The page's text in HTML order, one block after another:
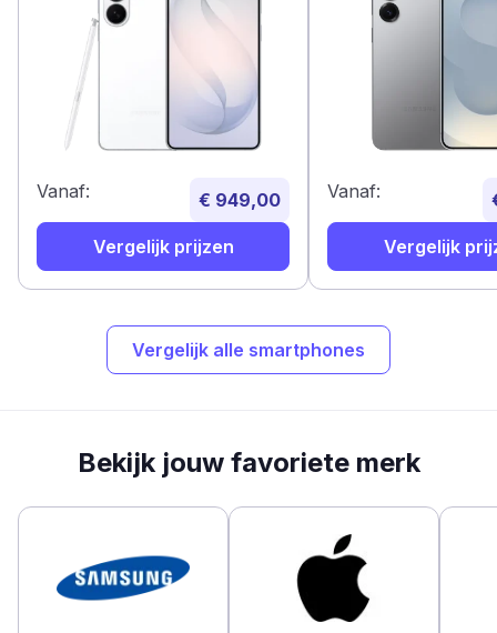
Vanaf: € 949,00
Vergelijk prijzen
Vanaf:
Vergelijk
Vergelijk alle smartphones
Bekijk jouw favoriete merk